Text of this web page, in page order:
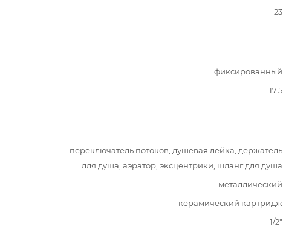
23
фиксированный
17.5
переключатель потоков, душевая лейка, держатель
для душа, аэратор, эксцентрики, шланг для душа
металлический
керамический картридж
1/2"